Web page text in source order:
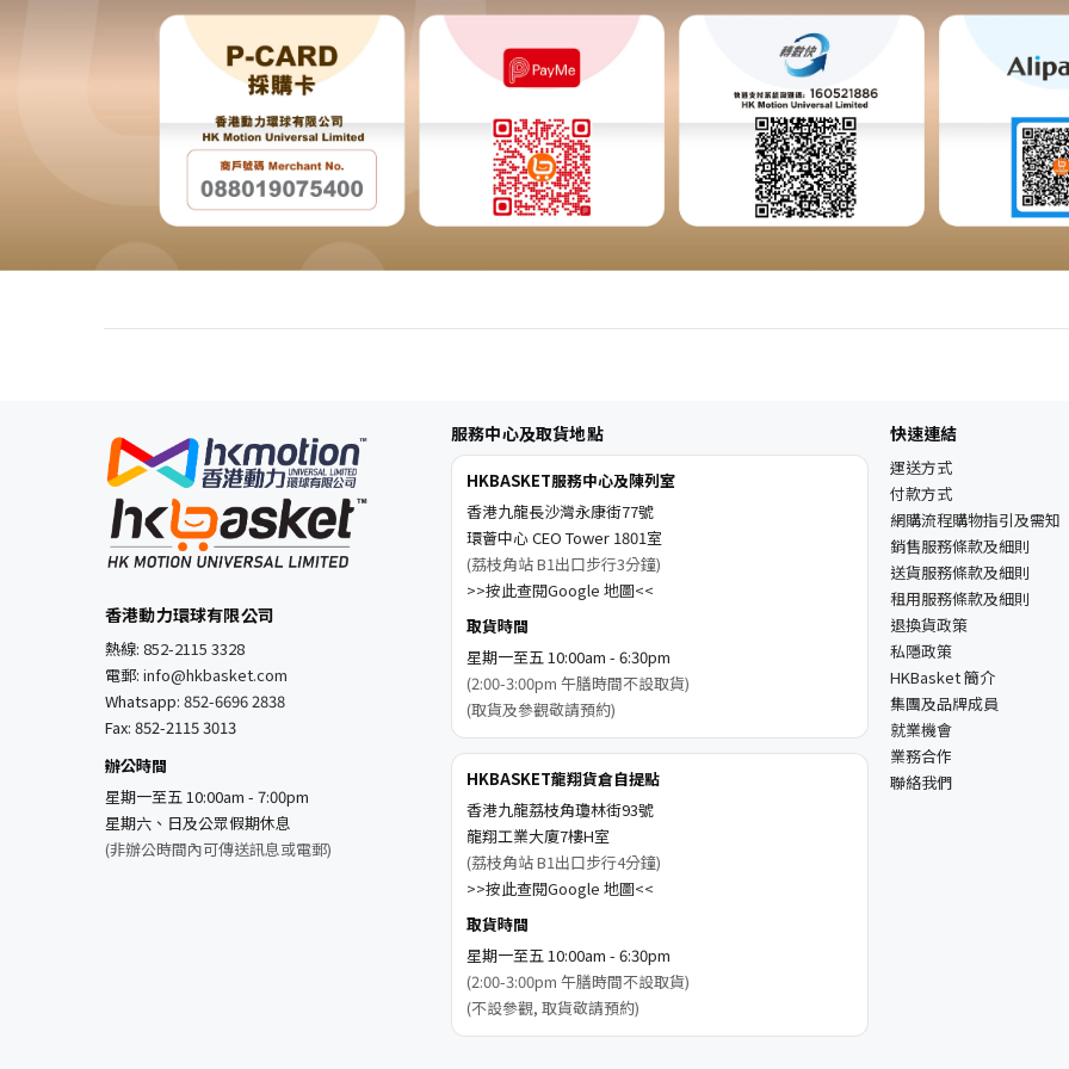
香港動力環球有限公司
熱線: 852-2115 3328
電郵: info@hkbasket.com
Whatsapp: 852-6696 2838
Fax: 852-2115 3013
辦公時間
星期一至五 10:00am - 7:00pm
星期六、日及公眾假期休息
(非辦公時間內可傳送訊息或電郵)
服務中心及取貨地點
HKBASKET服務中心及陳列室
香港九龍長沙灣永康街77號
環薈中心 CEO Tower 1801室
(荔枝角站 B1出口步行3分鐘)
>>按此查閱Google 地圖<<
取貨時間
星期一至五 10:00am - 6:30pm
(2:00-3:00pm 午膳時間不設取貨)
(取貨及參觀敬請預約)
HKBASKET龍翔貨倉自提點
香港九龍荔枝角瓊林街93號
龍翔工業大廈7樓H室
(荔枝角站 B1出口步行4分鐘)
>>按此查閱Google 地圖<<
取貨時間
星期一至五 10:00am - 6:30pm
(2:00-3:00pm 午膳時間不設取貨)
(不設參觀, 取貨敬請預約)
快速連結
運送方式
付款方式
網購流程購物指引及需知
銷售服務條款及細則
送貨服務條款及細則
租用服務條款及細則
退換貨政策
私隱政策
HKBasket 簡介
集團及品牌成員
就業機會
業務合作
聯絡我們